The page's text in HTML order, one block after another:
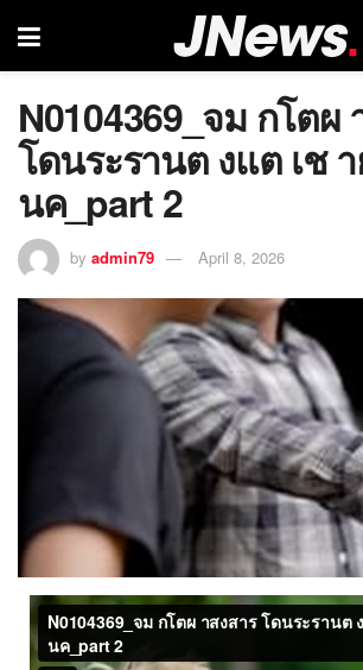
N0104369_จม กโตผ
โดนระรานต งแต เช
นค_part 2
by admin79 April 8, 2026